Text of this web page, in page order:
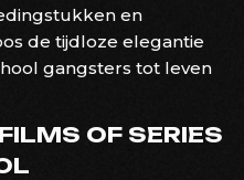
en
de tijdloze elegantie
gangsters tot leven
OF SERIES